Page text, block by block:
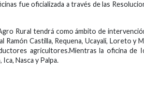
fue oficializada a través de las
Rural tendrá como ámbito de
Ramón Castilla, Requena, Ucayali, Loreto y
agricultores.Mientras la oficina de
Nasca y Palpa.